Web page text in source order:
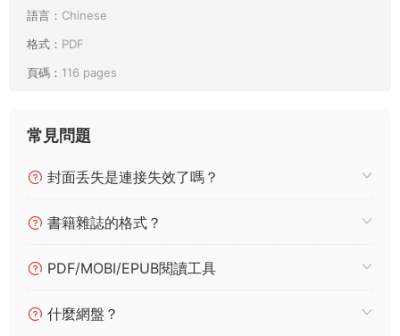
語言： Chinese
格式： PDF
頁碼： 116 pages
常見問題
封面丢失是連接失效了嗎？
書籍雜誌的格式？
PDF/MOBI/EPUB閱讀工具
什麼網盤？